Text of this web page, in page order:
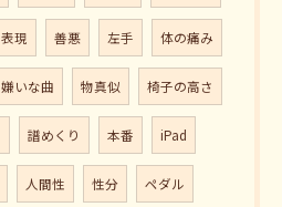
表現 善悪 左手 体の痛み
嫌いな曲 物真似 椅子の高さ
譜めくり 本番 iPad
人間性 性分 ペダル